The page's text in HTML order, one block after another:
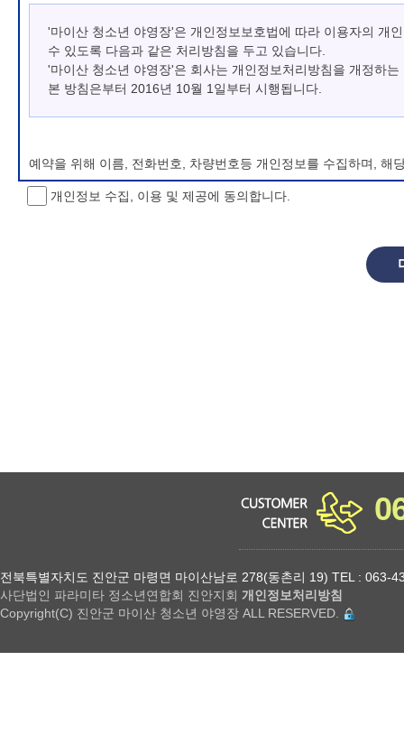
'마이산 청소년 야영장'은 개인정보보호법에 따라 이용자의 개
수 있도록 다음과 같은 처리방침을 두고 있습니다.
'마이산 청소년 야영장'은 회사는 개인정보처리방침을 개정하
본 방침은부터 2016년 10월 1일부터 시행됩니다.
예약을 위해 이름, 전화번호, 차량번호등 개인정보를 수집하며, 해
개인정보 처리방침 변경
개인정보 수집, 이용 및 제공에 동의합니다.
전북특별자치도 진안군 마령면 마이산남로 278(동촌리 19) TEL : 063-
사단법인 파라미타 정소년연합회 진안지회 개인정보처리방침
Copyright(C) 진안군 마이산 청소년 야영장 ALL RESERVED.